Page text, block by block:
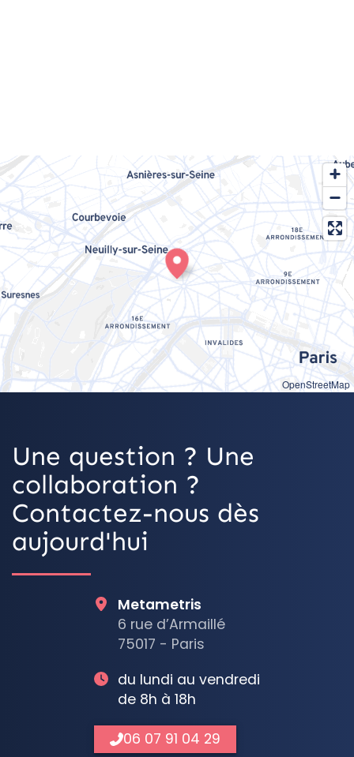
OpenStreetMap
Une question ? Une
collaboration ?
Contactez-nous dès
aujourd'hui
Metametris
6 rue d’Armaillé
75017 - Paris
du lundi au vendredi
de 8h à 18h
06 07 91 04 29